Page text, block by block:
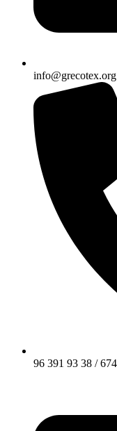
info@grecotex.org
96 391 93 38 /